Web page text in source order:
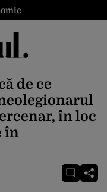
de ce
în loc
în